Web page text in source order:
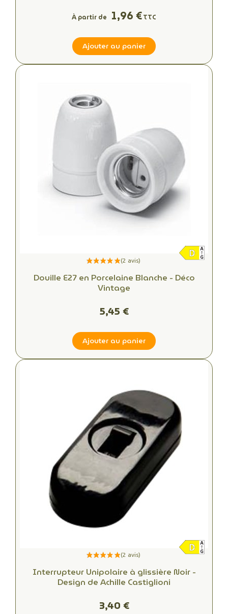
À partir de 1,96 €TTC
Ajouter au panier
Douille E27 en Porcelaine Blanche - Déco
Vintage
5,45 €
Ajouter au panier
Interrupteur Unipolaire à glissière Noir -
Design de Achille Castiglioni
3,40 €